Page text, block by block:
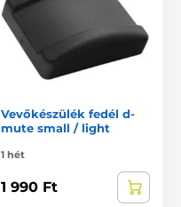
Vevőkészülék fedél d-
mute small / light
1 hét
1 990 Ft